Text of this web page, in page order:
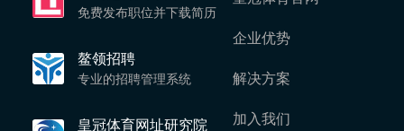
免费发布职位并下载简历
鳌领招聘
专业的招聘管理系统
皇冠体育网址研究院
企业优势
解决方案
加入我们